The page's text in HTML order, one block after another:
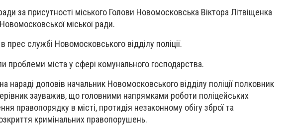
за присутності міського Голови Новомосковська Віктора Літвіщенка
міської ради.
прес службі Новомосковського відділу поліції.
проблеми міста у сфері комунального господарства.
нараді доповів начальник Новомосковського відділу поліції полковник
зауважив, що головними напрямками роботи поліцейських
правопорядку в місті, протидія незаконному обігу зброї та
кримінальних правопорушень.